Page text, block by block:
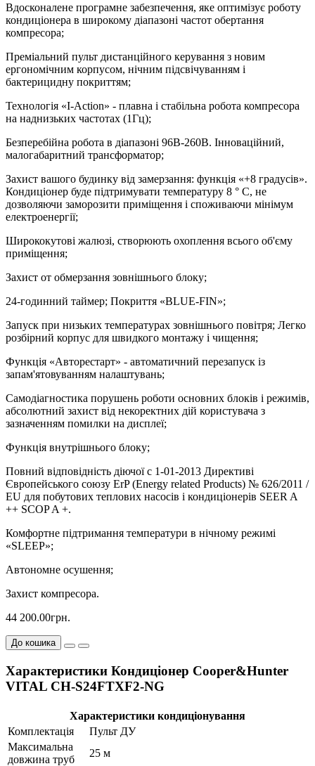
Вдосконалене програмне забезпечення, яке оптимізує роботу
кондиціонера в широкому діапазоні частот обертання
компресора;
Преміальний пульт дистанційного керування з новим
ергономічним корпусом, нічним підсвічуванням і
бактерицидну покриттям;
Технологія «I-Action» - плавна і стабільна робота компресора
на наднизьких частотах (1Гц);
Безперебійна робота в діапазоні 96В-260В. Інноваційний,
малогабаритний трансформатор;
Захист вашого будинку від замерзання: функція «+8 градусів».
Кондиціонер буде підтримувати температуру 8 ° С, не
дозволяючи заморозити приміщення і споживаючи мінімум
електроенергії;
Ширококутові жалюзі, створюють охоплення всього об'єму
приміщення;
Захист oт обмерзання зовнішнього блоку;
24-годинний таймер; Покриття «BLUE-FIN»;
Запуск при низьких температурах зовнішнього повітря; Легко
розбірний корпус для швидкого монтажу і чищення;
Функція «Авторестарт» - автоматичний перезапуск із
запам'ятовуванням налаштувань;
Самодіагностика порушень роботи основних блоків і режимів,
абсолютний захист від некоректних дій користувача з
зазначенням помилки на дисплеї;
Функція внутрішнього блоку;
Повний відповідність діючої c 1-01-2013 Директиві
Європейського союзу ErP (Energy related Products) № 626/2011 /
EU для побутових теплових насосів і кондиціонерів SEER A
++ SCOP A +.
Комфортне підтримання температури в нічному режимі
«SLEEP»;
Автономне осушення;
Захист компресора.
44 200.00грн.
До кошика
Характеристики Кондиціонер Cooper&Hunter
VITAL CH-S24FTXF2-NG
Характеристики кондиціонування
Комплектація
Пульт ДУ
Максимальна
довжина труб
25 м